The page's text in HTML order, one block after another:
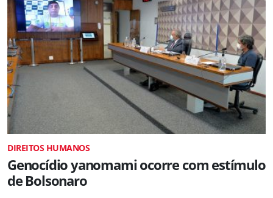
DIREITOS HUMANOS
Genocídio yanomami ocorre com estímulo
de Bolsonaro